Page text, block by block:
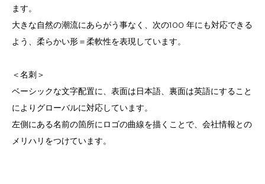
ます。
大きな自然の潮流にあらがう事なく、次の100 年にも対応できる
よう、柔らかい形＝柔軟性を表現しています。
＜名刺＞
ベーシックな文字配置に、表面は日本語、裏面は英語にすること
によりグローバルに対応しています。
左側にある名前の箇所にロゴの曲線を描くことで、会社情報との
メリハリをつけています。